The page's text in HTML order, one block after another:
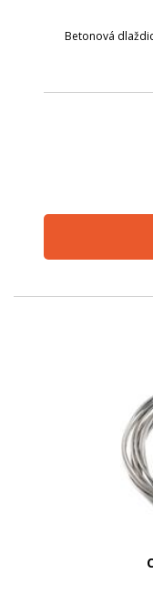
Betonová